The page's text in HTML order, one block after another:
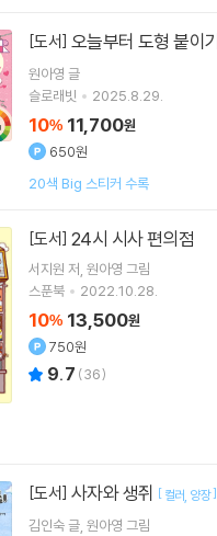
[도서] 오늘부터 도형 붙이
원아영 글
슬로래빗
2025.8.29.
10% 11,700원
650원
20색 Big 스티커 수록
[도서] 24시 시사 편의점
서지원 저 원아영 그림
스푼북
2022.10.28.
10% 13,500원
750원
9.7 (36)
[도서] 사자와 생쥐 [ 컬러 양장]
김인숙글 원아영 그림